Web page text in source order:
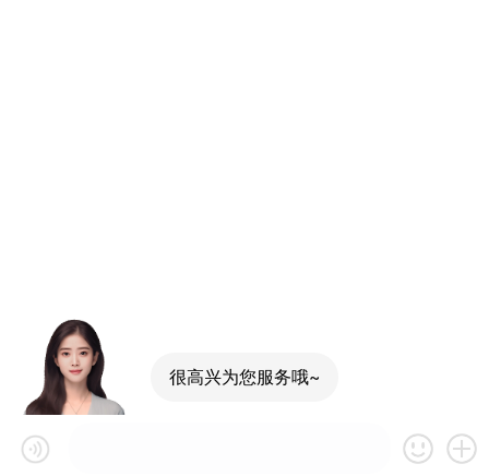
很高兴为您服务哦~